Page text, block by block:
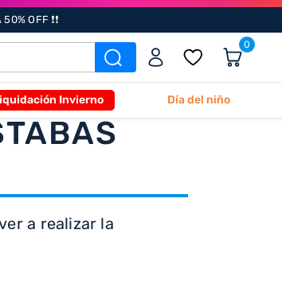
OFF ❗❗
0
Invierno Día del niño
a realizar la